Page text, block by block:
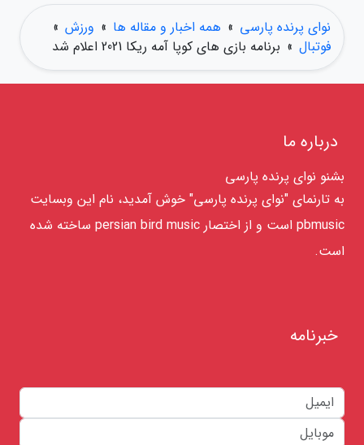
نوای پرنده پارسی » همه اخبار و مقاله ها » ورزش »
فوتبال » برنامه بازی های کوپا آمه ریکا 2021 اعلام شد
درباره ما
بشنو نوای پرنده پارسی
به تارنمای "نوای پرنده پارسی" خوش آمدید، نام این وبسایت
pbmusic است و از اختصار persian bird music ساخته شده
است.
خبرنامه